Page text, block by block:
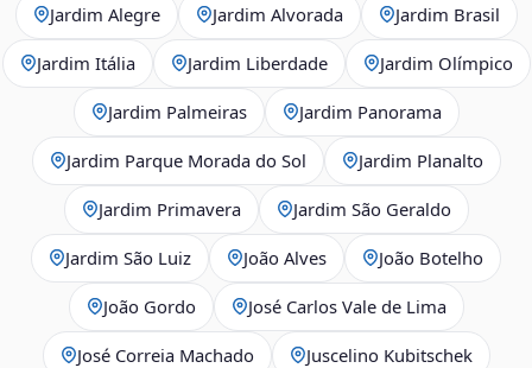
Jardim Alegre Jardim Alvorada Jardim Brasil
Jardim Itália Jardim Liberdade Jardim Olímpico
Jardim Palmeiras Jardim Panorama
Jardim Parque Morada do Sol Jardim Planalto
Jardim Primavera Jardim São Geraldo
Jardim São Luiz João Alves João Botelho
João Gordo José Carlos Vale de Lima
José Correia Machado Juscelino Kubitschek